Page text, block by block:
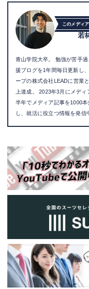
このメディ
若
青山学院大卒。 勉強が苦手
援ブログを1年間毎日更新し
ープの株式会社LEADに営業
上達成。 2023年3月にメデ
半年でメディア記事を1000
し、就活に役立つ情報を発信